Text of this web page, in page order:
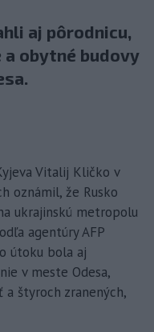
aj pôrodnicu,
obytné budovy
Vitalij Kličko v
oznámil, že Rusko
ukrajinskú metropolu
agentúry AFP
útoku bola aj
v meste Odesa,
štyroch zranených,